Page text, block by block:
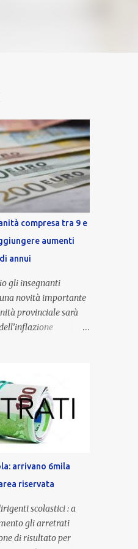
compresa tra 9 e
aumenti
annui
gli insegnanti
novità importante
provinciale sarà
tra 9 e 20 anni
fino a 1.002 euro lordi
provinciale
speciale
di violenza di
normativa nazionale e
maggiore tutela e
L’indennità
è un unicum in
esclusiva della
Bolzano, che integra
arrivano 6mila
riservata
scolastici : a
gli arretrati
di risultato per